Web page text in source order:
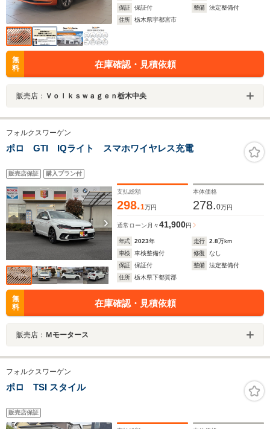
保証
保証付 整備
法定整備付
住所
栃木県宇都宮市
無
料
在庫確認・見積依頼
販売店： Ｖｏｌｋｓｗａｇｅｎ栃木中央
フォルクスワーゲン
ポロ GTI IQライト スマホワイヤレス充電
販売店保証 購入プラン付
支払総額
298.1万円
本体価格
278.0万円
通常ローン 月々41,900円
年式 2023年 走行 2.8万km
車検
車検整備付 修復
なし
保証
保証付 整備
法定整備付
住所
栃木県下都賀郡
無
料
在庫確認・見積依頼
販売店： Ｍモータース
フォルクスワーゲン
ポロ TSI スタイル
販売店保証